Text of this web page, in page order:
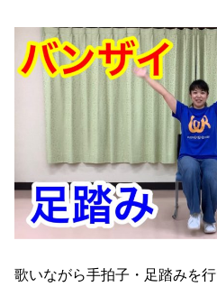
歌いながら手拍子・足踏みを